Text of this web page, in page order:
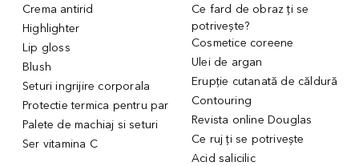
Crema antirid
Highlighter
Lip gloss
Blush
Seturi ingrijire corporala
Protectie termica pentru par
Palete de machiaj si seturi
Ser vitamina C
Ce fard de obraz ți se
potrivește?
Cosmetice coreene
Ulei de argan
Erupție cutanată de căldură
Contouring
Revista online Douglas
Ce ruj ți se potrivește
Acid salicilic